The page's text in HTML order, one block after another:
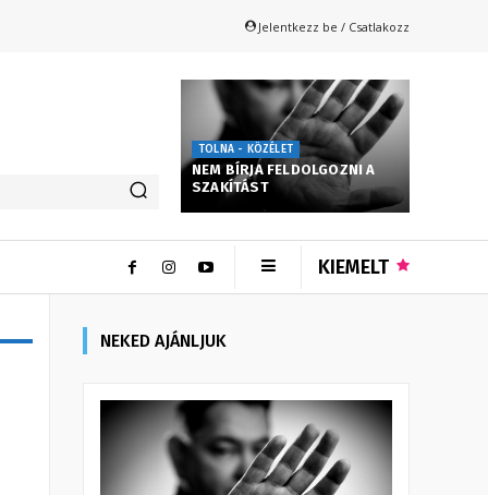
Jelentkezz be / Csatlakozz
TOLNA - KÖZÉLET
NEM BÍRJA FELDOLGOZNI A
SZAKÍTÁST
KIEMELT
NEKED AJÁNLJUK